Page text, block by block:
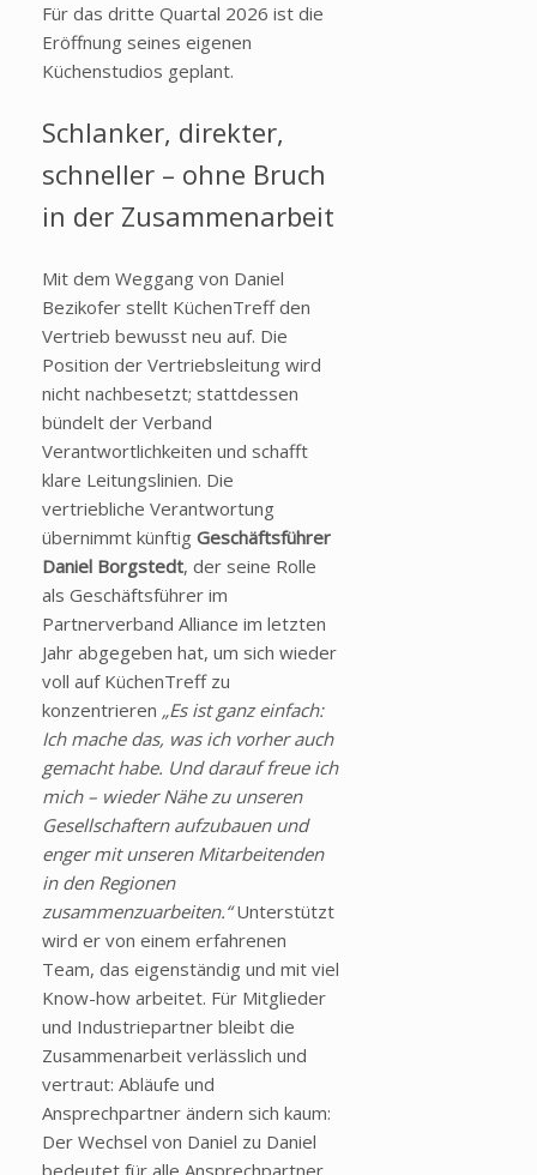
Für das dritte Quartal 2026 ist die
Eröffnung seines eigenen
Küchenstudios geplant.
Schlanker, direkter,
schneller – ohne Bruch
in der Zusammenarbeit
Mit dem Weggang von Daniel
Bezikofer stellt KüchenTreff den
Vertrieb bewusst neu auf. Die
Position der Vertriebsleitung wird
nicht nachbesetzt; stattdessen
bündelt der Verband
Verantwortlichkeiten und schafft
klare Leitungslinien. Die
vertriebliche Verantwortung
übernimmt künftig Geschäftsführer
Daniel Borgstedt, der seine Rolle
als Geschäftsführer im
Partnerverband Alliance im letzten
Jahr abgegeben hat, um sich wieder
voll auf KüchenTreff zu
konzentrieren „Es ist ganz einfach:
Ich mache das, was ich vorher auch
gemacht habe. Und darauf freue ich
mich – wieder Nähe zu unseren
Gesellschaftern aufzubauen und
enger mit unseren Mitarbeitenden
in den Regionen
zusammenzuarbeiten.“Unterstützt
wird er von einem erfahrenen
Team, das eigenständig und mit viel
Know-how arbeitet. Für Mitglieder
und Industriepartner bleibt die
Zusammenarbeit verlässlich und
vertraut: Abläufe und
Ansprechpartner ändern sich kaum:
Der Wechsel von Daniel zu Daniel